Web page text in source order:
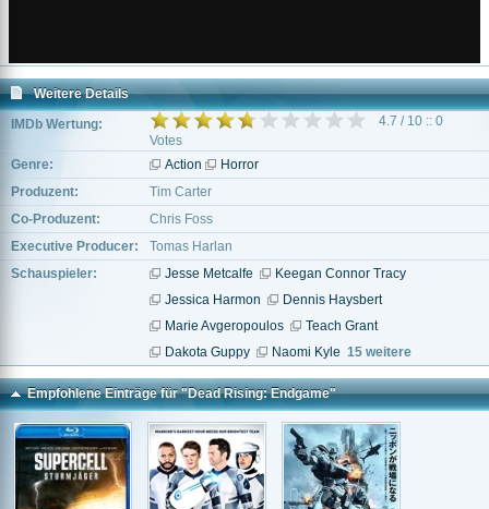
Weitere Details
IMDb Wertung:
4.7 / 10 :: 0
Votes
Genre:
Action
Horror
Produzent:
Tim Carter
Co-Produzent:
Chris Foss
Executive Producer:
Tomas Harlan
Schauspieler:
Jesse Metcalfe
Keegan Connor Tracy
Jessica Harmon
Dennis Haysbert
Marie Avgeropoulos
Teach Grant
Dakota Guppy
Naomi Kyle 15 weitere
Empfohlene Einträge für "Dead Rising: Endgame"